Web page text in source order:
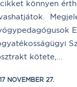
könnyen
kötete,...
NOVEMBER 27.